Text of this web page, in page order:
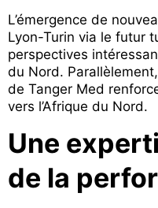
L’émergence de
Lyon-Turin via le futur
perspectives
du Nord.
de Tanger Med
vers l’Afrique du Nord.
Une
de la